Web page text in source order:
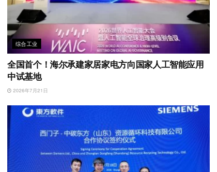
综合工业
全国首个！海尔承建家居家电方向国家人工智能应用
中试基地
2026年7月21日